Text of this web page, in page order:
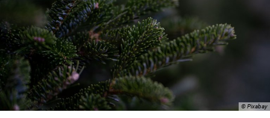
© Pixabay